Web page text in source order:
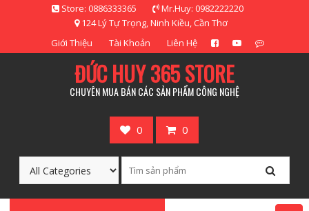
Store: 0886333365
Mr.Huy: 0982222220
124 Lý Tự Trọng, Ninh Kiều, Cần Thơ
Giới Thiệu
Tài Khoản Liên Hệ
ĐỨC HUY 365 STORE
CHUYÊN MUA BÁN CÁC SẢN PHẨM CÔNG NGHỆ
0 0